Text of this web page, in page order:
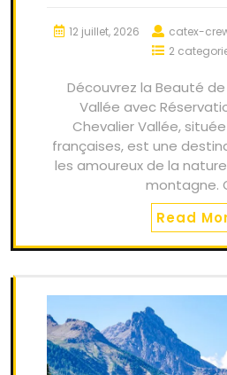
12 juillet, 2026 catex-
2
Découvrez la Beauté
Vallée avec
Chevalier Vallée,
françaises, est une
les amoureux de la
montagne.
Read